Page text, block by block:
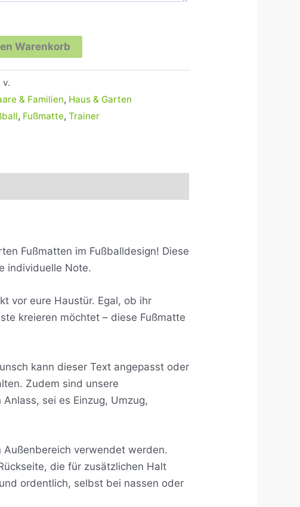
Warenkorb
v.
& Familien, Haus & Garten
, Fußmatte, Trainer
Fußmatten im Fußballdesign! Diese
individuelle Note.
vor eure Haustür. Egal, ob ihr
kreieren möchtet – diese Fußmatte
kann dieser Text angepasst oder
Zudem sind unsere
sei es Einzug, Umzug,
verwendet werden.
die für zusätzlichen Halt
ordentlich, selbst bei nassen oder